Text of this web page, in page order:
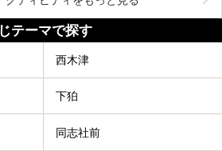
テーマで探す
西木津
下狛
同志社前